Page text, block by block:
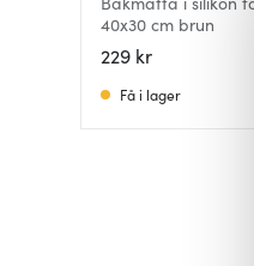
40x30 cm brun
229 kr
Få i lager